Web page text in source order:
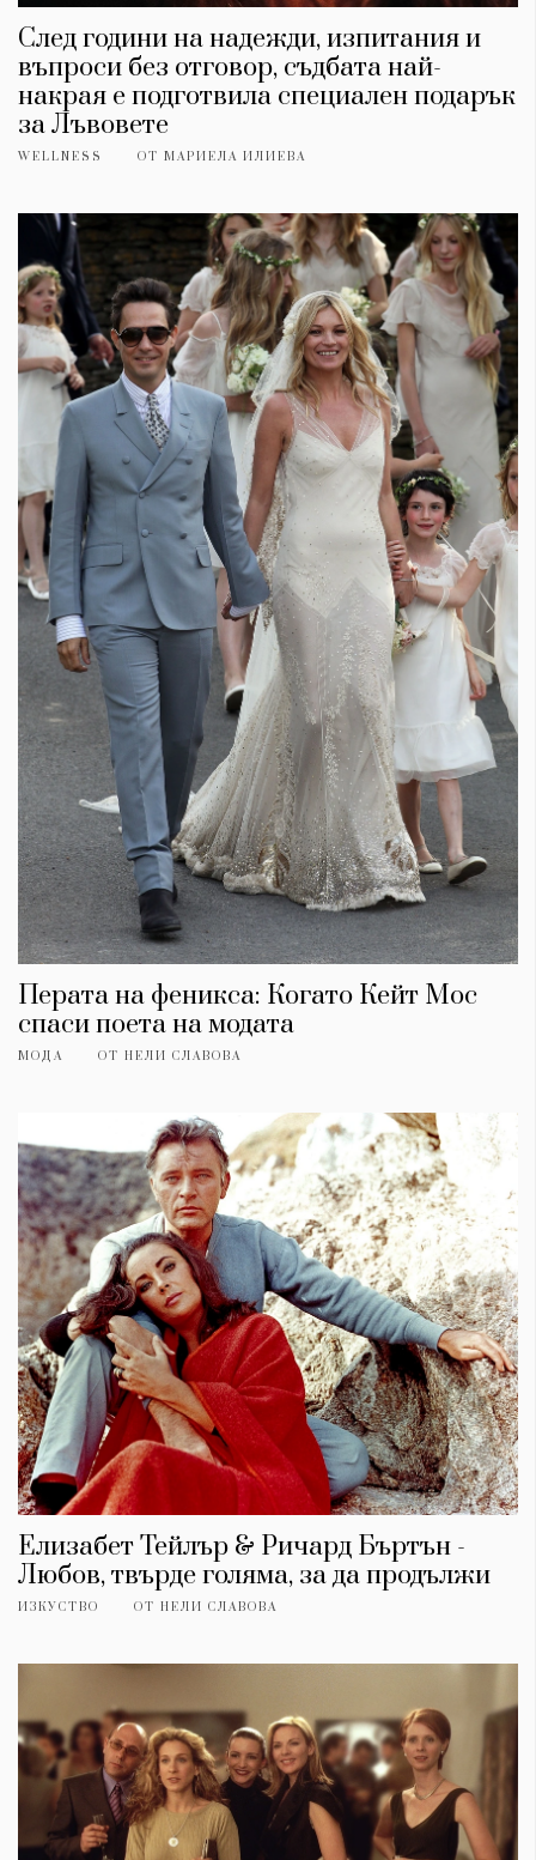
След години на надежди, изпитания и
въпроси без отговор, съдбата най-
накрая е подготвила специален подарък
за Лъвовете
WELLNESS ОТ МАРИЕЛА ИЛИЕВА
Перата на феникса: Когато Кейт Мос
спаси поета на модата
МОДА ОТ НЕЛИ СЛАВОВА
Елизабет Тейлър & Ричард Бъртън -
Любов, твърде голяма, за да продължи
ИЗКУСТВО ОТ НЕЛИ СЛАВОВА
Wine&Dine
Подкасти
Мода
Dialogue
Изкуство
Условия за
ползване
За нас
Реклама
Политика за